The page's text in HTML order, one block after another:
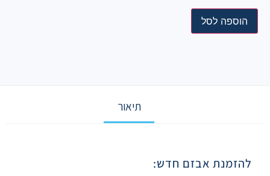
הוספה לסל
תיאור
להזמנת אבזם חדש: